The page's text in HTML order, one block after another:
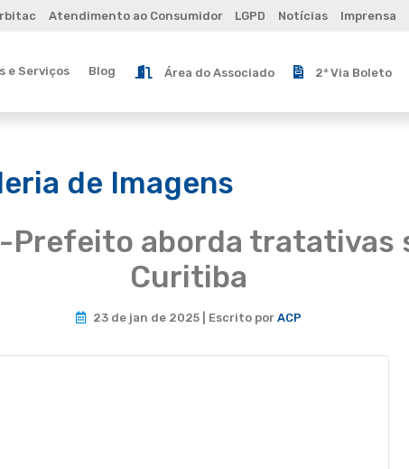
Atendimento ao Consumidor LGPD Notícias Imprensa
e Serviços Blog Área do Associado 2ª Via Boleto
de Imagens
Prefeito aborda tratativas
Curitiba
23 de jan de 2025 | Escrito por ACP